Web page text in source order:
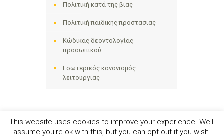
Πολιτική κατά της βίας
Πολιτική παιδικής προστασίας
Κώδικας δεοντολογίας
προσωπικού
Εσωτερικός κανονισμός
λειτουργίας
This website uses cookies to improve your experience. We'll
assume you're ok with this, but you can opt-out if you wish.